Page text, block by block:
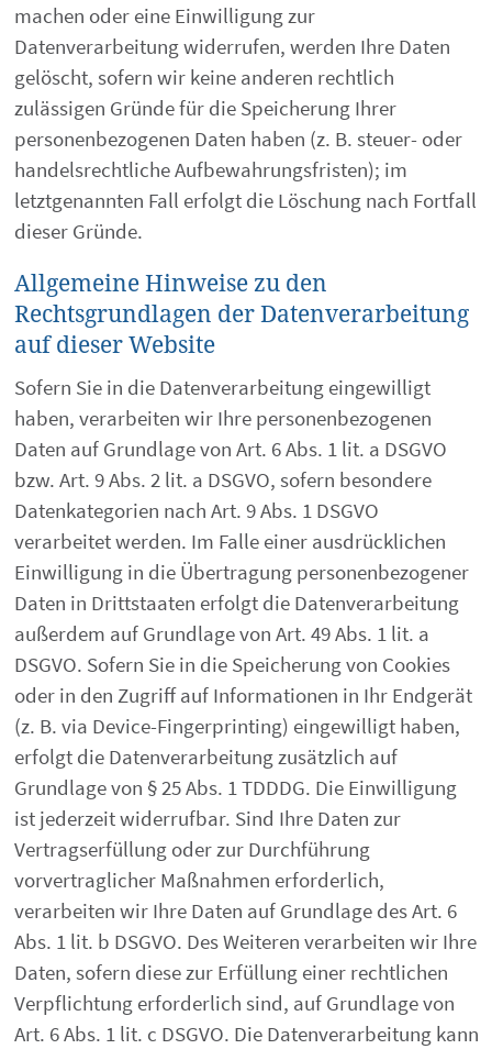
machen oder eine Einwilligung zur
Datenverarbeitung widerrufen, werden Ihre Daten
gelöscht, sofern wir keine anderen rechtlich
zulässigen Gründe für die Speicherung Ihrer
personenbezogenen Daten haben (z. B. steuer- oder
handelsrechtliche Aufbewahrungsfristen); im
letztgenannten Fall erfolgt die Löschung nach Fortfall
dieser Gründe.
Allgemeine Hinweise zu den
Rechtsgrundlagen der Datenverarbeitung
auf dieser Website
Sofern Sie in die Datenverarbeitung eingewilligt
haben, verarbeiten wir Ihre personenbezogenen
Daten auf Grundlage von Art. 6 Abs. 1 lit. a DSGVO
bzw. Art. 9 Abs. 2 lit. a DSGVO, sofern besondere
Datenkategorien nach Art. 9 Abs. 1 DSGVO
verarbeitet werden. Im Falle einer ausdrücklichen
Einwilligung in die Übertragung personenbezogener
Daten in Drittstaaten erfolgt die Datenverarbeitung
außerdem auf Grundlage von Art. 49 Abs. 1 lit. a
DSGVO. Sofern Sie in die Speicherung von Cookies
oder in den Zugriff auf Informationen in Ihr Endgerät
(z. B. via Device-Fingerprinting) eingewilligt haben,
erfolgt die Datenverarbeitung zusätzlich auf
Grundlage von § 25 Abs. 1 TDDDG. Die Einwilligung
ist jederzeit widerrufbar. Sind Ihre Daten zur
Vertragserfüllung oder zur Durchführung
vorvertraglicher Maßnahmen erforderlich,
verarbeiten wir Ihre Daten auf Grundlage des Art. 6
Abs. 1 lit. b DSGVO. Des Weiteren verarbeiten wir Ihre
Daten, sofern diese zur Erfüllung einer rechtlichen
Verpflichtung erforderlich sind, auf Grundlage von
Art. 6 Abs. 1 lit. c DSGVO. Die Datenverarbeitung kann